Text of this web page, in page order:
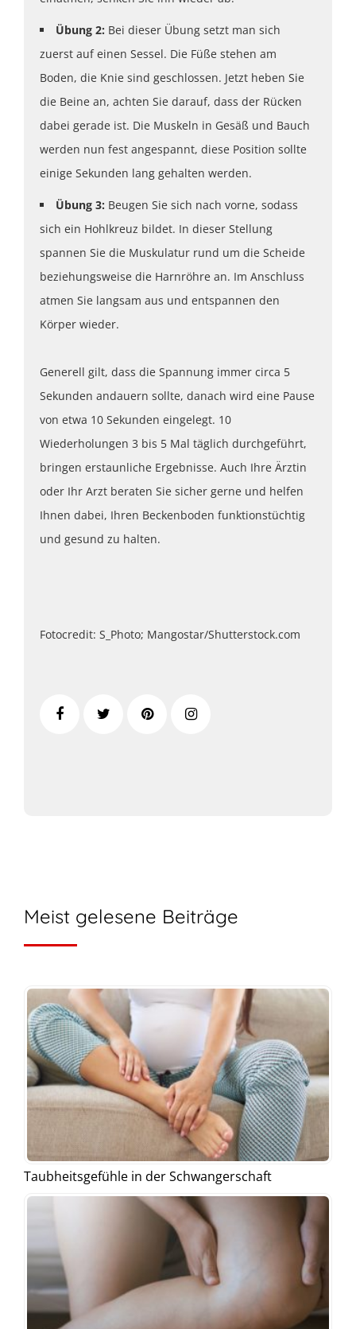
Übung 2: Bei dieser Übung setzt man sich
zuerst auf einen Sessel. Die Füße stehen am
Boden, die Knie sind geschlossen. Jetzt heben Sie
die Beine an, achten Sie darauf, dass der Rücken
dabei gerade ist. Die Muskeln in Gesäß und Bauch
werden nun fest angespannt, diese Position sollte
einige Sekunden lang gehalten werden.
Übung 3: Beugen Sie sich nach vorne, sodass
sich ein Hohlkreuz bildet. In dieser Stellung
spannen Sie die Muskulatur rund um die Scheide
beziehungsweise die Harnröhre an. Im Anschluss
atmen Sie langsam aus und entspannen den
Körper wieder.
Generell gilt, dass die Spannung immer circa 5
Sekunden andauern sollte, danach wird eine Pause
von etwa 10 Sekunden eingelegt. 10
Wiederholungen 3 bis 5 Mal täglich durchgeführt,
bringen erstaunliche Ergebnisse. Auch Ihre Ärztin
oder Ihr Arzt beraten Sie sicher gerne und helfen
Ihnen dabei, Ihren Beckenboden funktionstüchtig
und gesund zu halten.
Fotocredit: S_Photo; Mangostar/Shutterstock.com
Meist gelesene Beiträge
Taubheitsgefühle in der Schwangerschaft